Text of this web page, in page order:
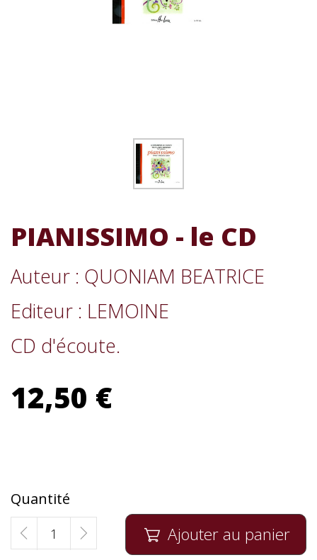
PIANISSIMO - le CD
Auteur : QUONIAM BEATRICE
Editeur : LEMOINE
CD d'écoute.
12,50 €
Quantité
 Ajouter au panier